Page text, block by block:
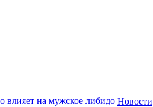
влияет на мужское либидо Новости